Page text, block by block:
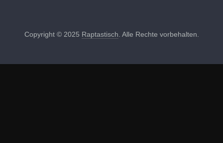
Copyright © 2025 Raptastisch. Alle Rechte vorbehalten.